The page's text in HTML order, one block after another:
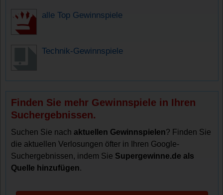
alle Top Gewinnspiele
Technik-Gewinnspiele
Finden Sie mehr Gewinnspiele in Ihren
Suchergebnissen.
Suchen Sie nachaktuellen Gewinnspielen? Finden Sie
die aktuellen Verlosungen öfter in Ihren Google-
Suchergebnissen, indem Sie Supergewinne.de als
Quelle hinzufügen.